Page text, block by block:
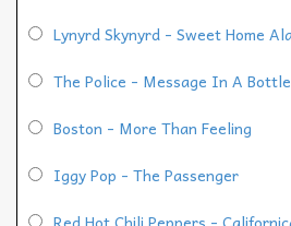
Lynyrd Skynyrd - Sweet Home
The Police - Message In A Bottle
Boston - More Than Feeling
Iggy Pop - The Passenger
Red Hot Chili Peppers -